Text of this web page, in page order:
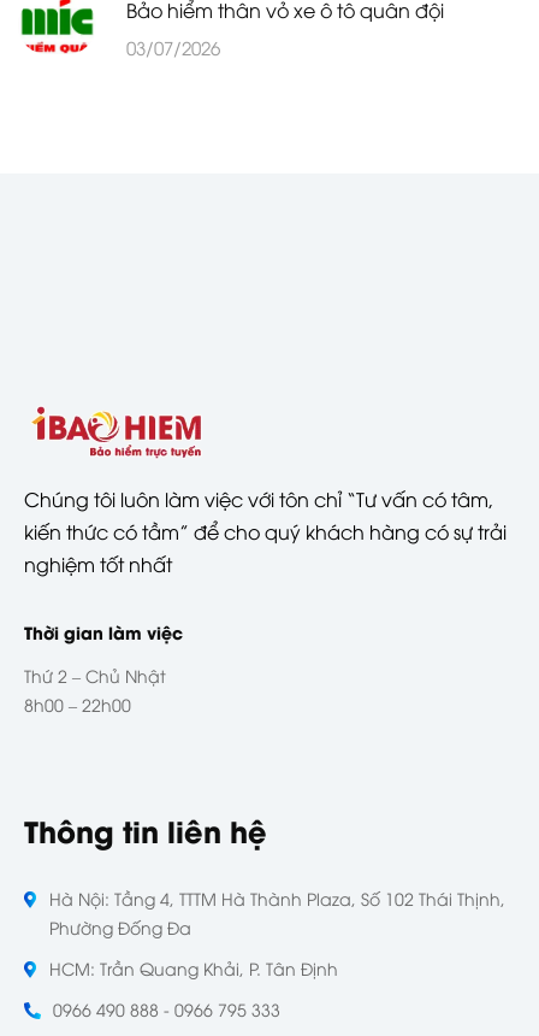
Bảo hiểm thân vỏ xe ô tô quân đội
03/07/2026
Chúng tôi luôn làm việc với tôn chỉ “Tư vấn có tâm,
kiến thức có tầm” để cho quý khách hàng có sự trải
nghiệm tốt nhất
Thời gian làm việc
Thứ 2 – Chủ Nhật
8h00 – 22h00
Thông tin liên hệ
Hà Nội: Tầng 4, TTTM Hà Thành Plaza, Số 102 Thái Thịnh,
Phường Đống Đa
HCM: Trần Quang Khải, P. Tân Định
0966 490 888 - 0966 795 333